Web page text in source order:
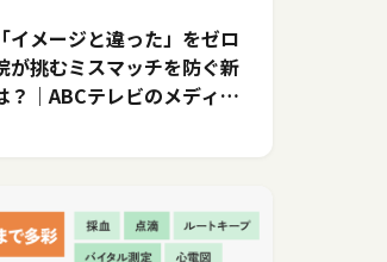
イメージと違った」をゼロ
が挑むミスマッチを防ぐ新
？｜ABCテレビのメディカ